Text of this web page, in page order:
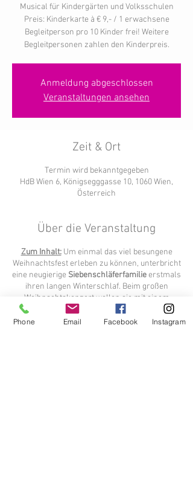
Musical für Kindergärten und Volksschulen
Preis: Kinderkarte à € 9,- / 1 erwachsene
Begleitperson pro 10 Kinder frei! Weitere
Begleitpersonen zahlen den Kinderpreis.
Anmeldung abgeschlossen
Veranstaltungen ansehen
Zeit & Ort
Termin wird bekanntgegeben
HdB Wien 6, Königsegggasse 10, 1060 Wien,
Österreich
Über die Veranstaltung
Zum Inhalt: Um einmal das viel besungene
Weihnachtsfest erleben zu können, unterbricht
eine neugierige Siebenschläferfamilie erstmals
ihren langen Winterschlaf. Beim großen
Weihnachtskonzert wollen sie mit einem
musikalischen Ständchen dieTiere des Waldes
erfreuen. Voll Eifer stürzen sie sich in die
Phone Email Facebook Instagram